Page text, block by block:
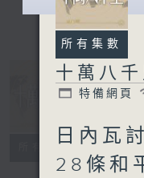
所有集數 特備
所有集數
十萬八千
特備網頁
日內瓦
28條和